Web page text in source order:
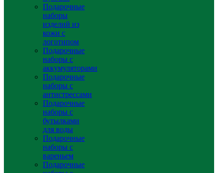
Подарочные
наборы
изделий из
кожи с
логотипом
Подарочные
наборы с
аккумуляторами
Подарочные
наборы с
антистрессами
Подарочные
наборы с
бутылками
для воды
Подарочные
наборы с
вареньем
Подарочные